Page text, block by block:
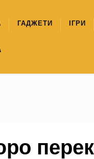
ГАДЖЕТИ ІГРИ